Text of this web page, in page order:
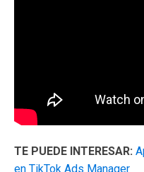
TE PUEDE INTERESAR:
en TikTok Ads Manager